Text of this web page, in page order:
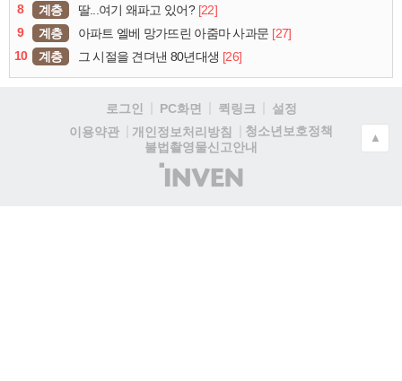
8
계층 딸...여기 왜파고 있어? [22]
9
계층 아파트 엘베 망가뜨린 아줌마 사과문 [27]
10
계층 그 시절을 견뎌낸 80년대생 [26]
로그인 PC화면 퀵링크
설정
이용약관
개인정보처리방침
청소년보호정책
불법촬영물신고안내
(주)
인
▲